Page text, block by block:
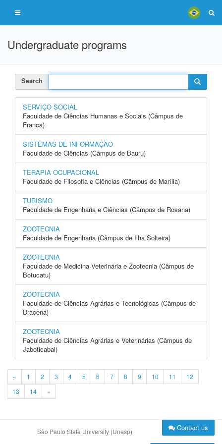
Undergraduate programs
Search
SERVIÇO SOCIAL
Faculdade de Ciências Humanas e Sociais (Câmpus de
Franca)
SISTEMAS DE INFORMAÇÃO
Faculdade de Ciências (Câmpus de Bauru)
TERAPIA OCUPACIONAL
Faculdade de Filosofia e Ciências (Câmpus de Marília)
TURISMO
Faculdade de Engenharia e Ciências (Câmpus de Rosana)
ZOOTECNIA
Faculdade de Engenharia (Câmpus de Ilha Solteira)
ZOOTECNIA
Faculdade de Medicina Veterinária e Zootecnia (Câmpus de
Botucatu)
ZOOTECNIA
Faculdade de Ciências Agrárias e Tecnológicas (Câmpus de
Dracena)
ZOOTECNIA
Faculdade de Ciências Agrárias e Veterinárias (Câmpus de
Jaboticabal)
« 1 2 3 4 5 6 7 8 9 10 11
12
13
14 »
São Paulo State University (Unesp) Contact us